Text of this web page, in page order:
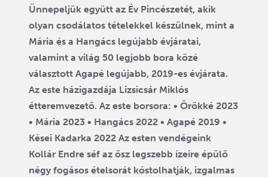
Ünnepeljük együtt az Év Pincészetét, akik
olyan csodálatos tételekkel készülnek, mint a
Mária és a Hangács legújabb évjáratai,
valamint a világ 50 legjobb bora közé
választott Agapé legújabb, 2019-es évjárata.
Az este házigazdája Lizsicsár Miklós
étteremvezető. Az este borsora: • Örökké 2023
• Mária 2023 • Hangács 2022 • Agapé 2019 •
Kései Kadarka 2022 Az esten vendégeink
Kollár Endre séf az ősz legszebb ízeire épülő
négy fogásos ételsorát kóstolhatják, izgalmas